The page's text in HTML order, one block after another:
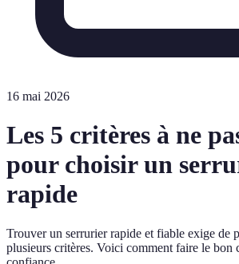
16 mai 2026
Les 5 critères à ne
pour choisir un
rapide
Trouver un serrurier rapide et fiable exige de
plusieurs critères. Voici comment faire le bon